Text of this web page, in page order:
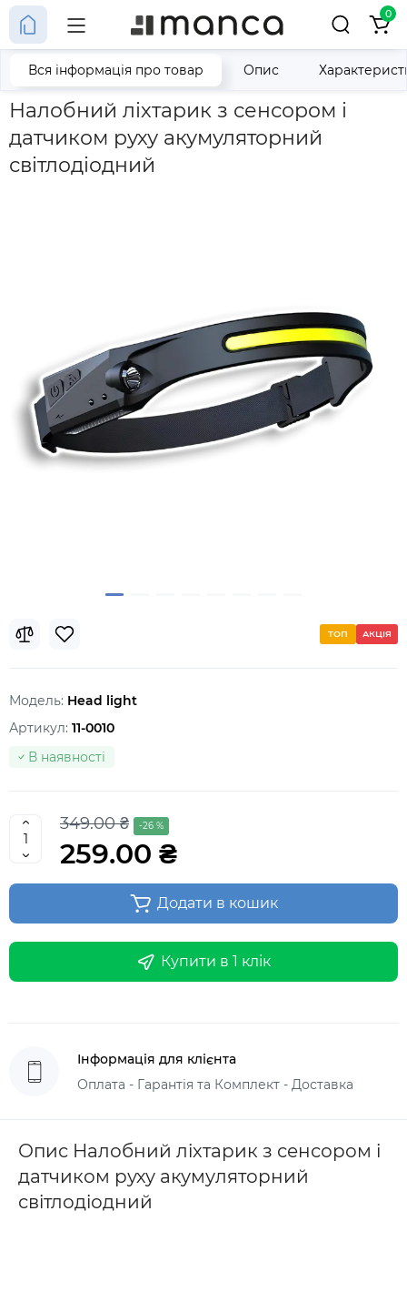
0
Головна Налобний ліхтарик з сенсором і датчиком руху
Налобний ліхтарик з сенсором і
датчиком руху акумуляторний
світлодіодний
Вся інформація про товар Опис
АКЦІЯ
ТОП
Модель: Head light
Артикул: 11-0010
В наявності
349.00 ₴ -26 %
259.00 ₴
Додати в кошик
Купити в 1 клік
Інформація для клієнта
Оплата - Гарантія та Комплект - Доставка
Опис Налобний ліхтарик з сенсором і
датчиком руху акумуляторний
світлодіодний